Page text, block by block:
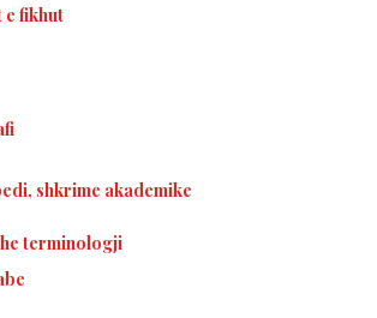
e fikhut
shkrime akademike
terminologji